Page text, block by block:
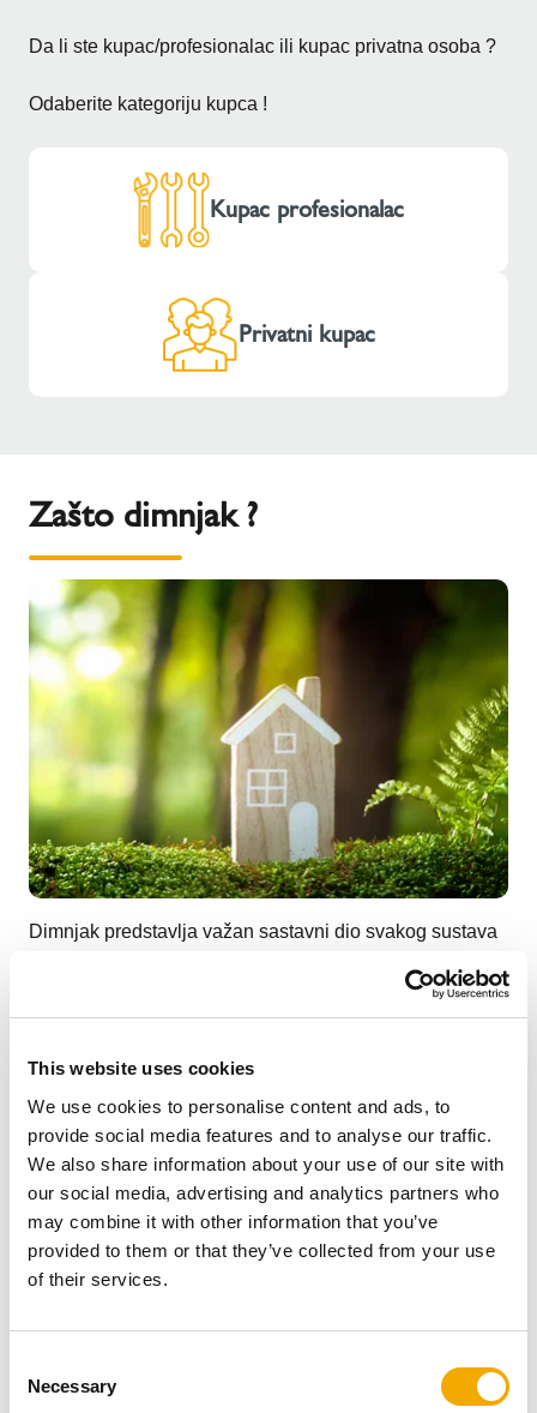
This website uses cookies
We use cookies to personalise content and ads, to
provide social media features and to analyse our traffic.
We also share information about your use of our site with
our social media, advertising and analytics partners who
may combine it with other information that you’ve
provided to them or that they’ve collected from your use
of their services.
Necessary
Da li ste kupac/profesionalac ili kupac privatna osoba ?
Odaberite kategoriju kupca !
Kupac profesionalac
Privatni kupac
Zašto dimnjak ?
Dimnjak predstavlja važan sastavni dio svakog sustava
objekt od podruma do krova, sve naknadne izmjene na
dimnjaku povezane su s visokim troškovima.
VIŠE NA TEMU ZAŠTO DIMNJAK
Keramički dimnjaci za održivost